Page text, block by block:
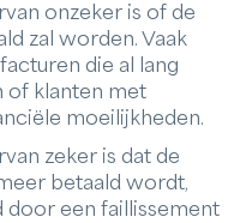
onzeker is of de
zal worden. Vaak
die al lang
of klanten met
moeilijkheden.
zeker is dat de
betaald wordt,
door een faillissement